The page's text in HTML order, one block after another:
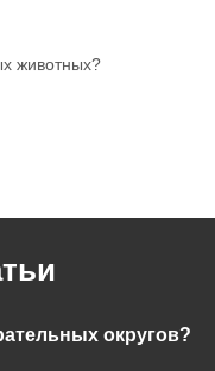
животных?
округов?